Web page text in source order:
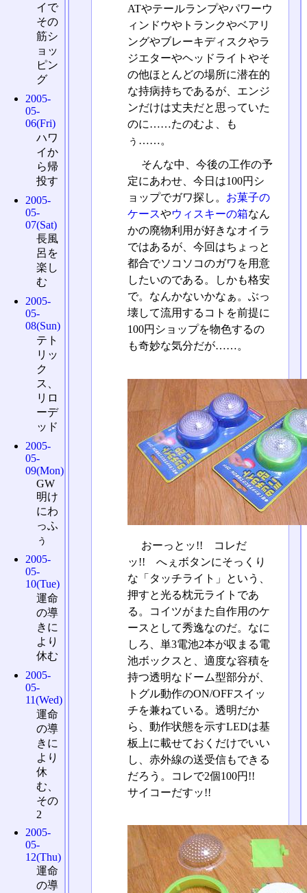
ATやテールランプやパワーウ
ィンドウやトランクやベアリ
ングやブレーキディスクやラ
ジエターやヘッドライトやそ
の他ほとんどの場所に潜在的
な持病持ちであるが、エンジ
ンだけは丈夫だと思っていた
のに……たのむよ、も
ぅ……。
そんな中、今後の工作の予
定にあわせ、今日は100円シ
ョップでガワ探し。 お菓子の
ケースやウィスキーの箱なん
かの廃物利用が好きなオイラ
ではあるが、今回はちょっと
都合でソコソコのガワを用意
したいのである。しかも格安
で。なんかないかなぁ。ぶっ
壊して流用するコトを前提に
100円ショップを物色するの
も奇妙な気分だが……。
おーっとッ!! コレだ
ッ!! へぇボタンにそっくり
な「タッチライト」という、
押すと光る枕元ライトであ
る。コイツがまた自作用のケ
ースとして秀逸なのだ。なに
しろ、単3電池2本が収まる電
池ボックスと、適度な容積を
持つ透明なドーム型部分が、
トグル動作のON/OFFスイッ
チを兼ねている。透明だか
ら、動作状態を示すLEDは基
板上に載せておくだけでいい
し、赤外線の送受信もできる
だろう。コレで2個100円!!
サイコーだすッ!!
イで
その
筋シ
ョッ
ピン
グ
2005-
05-
06(Fri)
ハワ
イか
ら帰
投す
2005-
05-
07(Sat)
長風
呂を
楽し
む
2005-
05-
08(Sun)
テト
リッ
ク
ス、
リロ
ーデ
ッド
2005-
05-
09(Mon)
GW
明け
にわ
っふ
ぅ
2005-
05-
10(Tue)
運命
の導
きに
より
休む
2005-
05-
11(Wed)
運命
の導
きに
より
休
む、
その
2
2005-
05-
12(Thu)
運命
の導